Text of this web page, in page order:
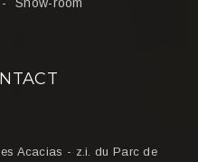
Acacias - z.i. du Parc de